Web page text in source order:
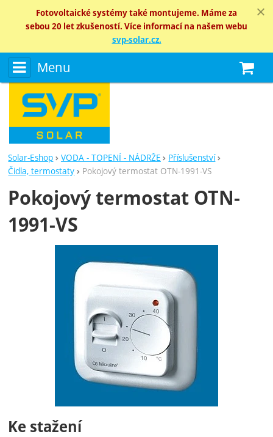
Fotovoltaické systémy také montujeme. Máme za
sebou 20 let zkušeností. Více informací na našem webu
svp-solar.cz.
Menu
Solar-Eshop VODA - TOPENÍ - NÁDRŽE
Příslušenství
Čidla, termostaty
Pokojový termostat OTN-1991-VS
Pokojový termostat OTN-
1991-VS
Ke stažení